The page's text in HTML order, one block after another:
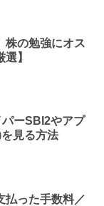
株の勉強にオス
】
パーSBI2やアプ
見る方法
払った手数料／